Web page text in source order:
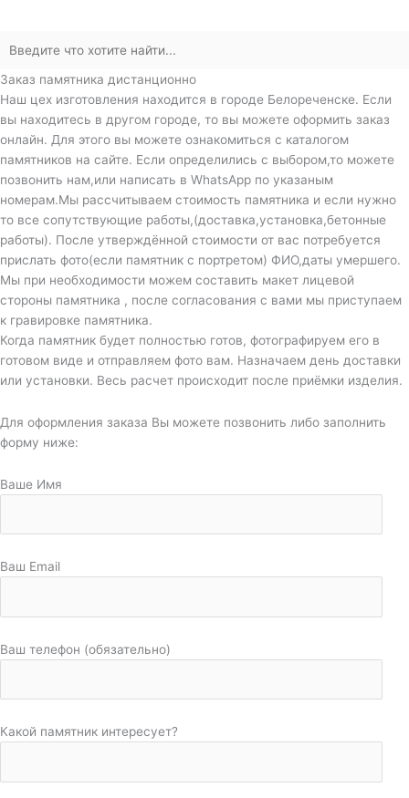
Заказ памятника дистанционно
Наш цех изготовления находится в городе Белореченске. Если
вы находитесь в другом городе, то вы можете оформить заказ
онлайн. Для этого вы можете ознакомиться с каталогом
памятников на сайте. Если определились с выбором,то можете
позвонить нам,или написать в WhatsApp по указаным
номерам.Мы рассчитываем стоимость памятника и если нужно
то все сопутствующие работы,(доставка,установка,бетонные
работы). После утверждённой стоимости от вас потребуется
прислать фото(если памятник с портретом) ФИО,даты умершего.
Мы при необходимости можем составить макет лицевой
стороны памятника , после согласования с вами мы приступаем
к гравировке памятника.
Когда памятник будет полностью готов, фотографируем его в
готовом виде и отправляем фото вам. Назначаем день доставки
или установки. Весь расчет происходит после приёмки изделия.
Для оформления заказа Вы можете позвонить либо заполнить
форму ниже:
Ваше Имя
Ваш Email
Ваш телефон (обязательно)
Какой памятник интересует?